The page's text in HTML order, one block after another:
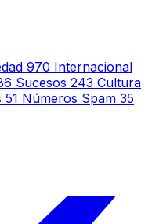
970 Internacional
Sucesos 243 Cultura
51 Números Spam 35